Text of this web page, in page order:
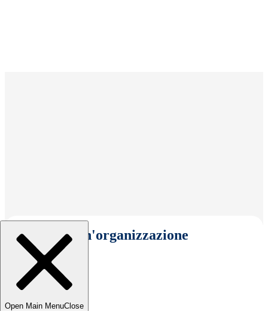
Seleziona un'organizzazione
Open Main MenuClose